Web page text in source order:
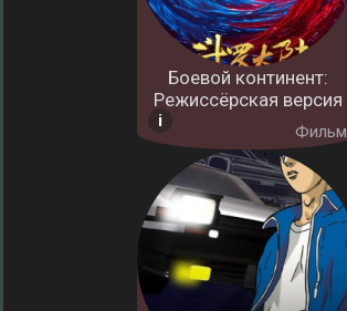
Боевой континент:
Режиссёрская версия
Фильм